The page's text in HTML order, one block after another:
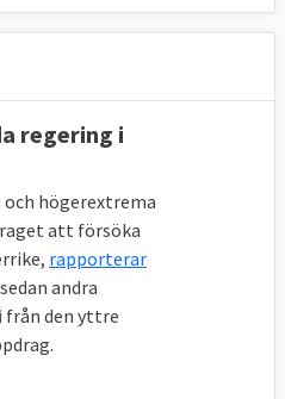
regering i
och högerextrema
att försöka
rapporterar
andra
den yttre